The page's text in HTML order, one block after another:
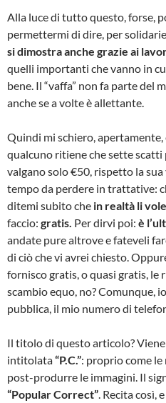
Alla luce di tutto questo, forse,
permettermi di dire, per
si dimostra anche grazie ai
quelli importanti che vanno in
bene. Il “vaffa” non fa parte del
anche se a volte è allettante.
Quindi mi schiero, apertamente,
qualcuno ritiene che sette
valgano solo €50, rispetto la
tempo da perdere in trattative:
ditemi subito che in realtà li
faccio: gratis. Per dirvi poi: è
andate pure altrove e fateveli
di ciò che vi avrei chiesto.
fornisco gratis, o quasi gratis, le
scambio equo, no? Comunque,
pubblica, il mio numero di
Il titolo di questo articolo? Viene
intitolata“P.C.”: proprio come le
post-produrre le immagini. Il
“Popular Correct”. Recita così,